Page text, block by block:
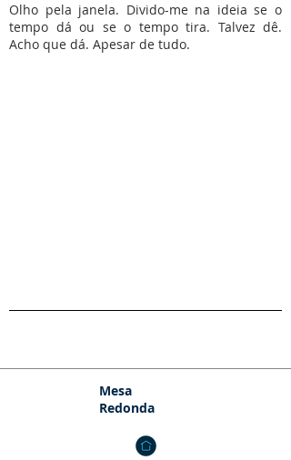
Olho pela janela. Divido-me na ideia se o
tempo dá ou se o tempo tira. Talvez dê.
Acho que dá. Apesar de tudo.
Mesa
Redonda